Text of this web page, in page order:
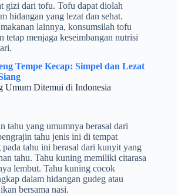
gizi dari tofu. Tofu dapat diolah
hidangan yang lezat dan sehat.
lainnya, konsumsilah tofu
tetap menjaga keseimbangan nutrisi
Tempe Kecap: Simpel dan Lezat
Umum Ditemui di Indonesia
tahu yang umumnya berasal dari
tahu jenis ini di tempat
tahu ini berasal dari kunyit yang
tahu. Tahu kuning memiliki citarasa
lembut. Tahu kuning cocok
dalam hidangan gudeg atau
bersama nasi.